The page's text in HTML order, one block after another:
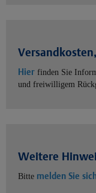
Hier finden Sie
und freiwilligem
Weitere
Bitte melden Sie